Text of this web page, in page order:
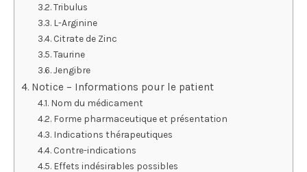
Tribulus
L-Arginine
Citrate de Zinc
Taurine
Jengibre
Notice – Informations pour le patient
Nom du médicament
Forme pharmaceutique et présentation
Indications thérapeutiques
Contre-indications
Effets indésirables possibles